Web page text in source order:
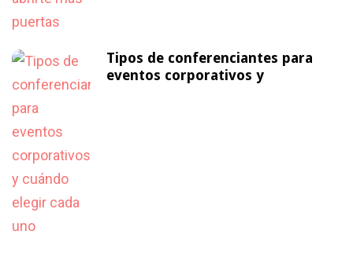
Tipos de conferenciantes para
eventos corporativos y